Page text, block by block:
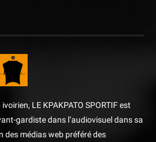
LE KPAKPATO SPORTIF est
gardiste dans l’audiovisuel dans sa
des médias web préféré des